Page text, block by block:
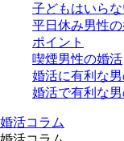
子どもはいら
平日休み男性
ポイント
喫煙男性の婚活
婚活に有利な
婚活で有利な
婚活コラム